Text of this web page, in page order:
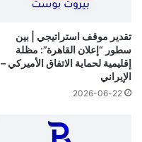
تقدير موقف استراتيجي | بين
سطور “إعلان القاهرة”: مظلة
إقليمية لحماية الاتفاق الأميركي –
الإيراني
2026-06-22